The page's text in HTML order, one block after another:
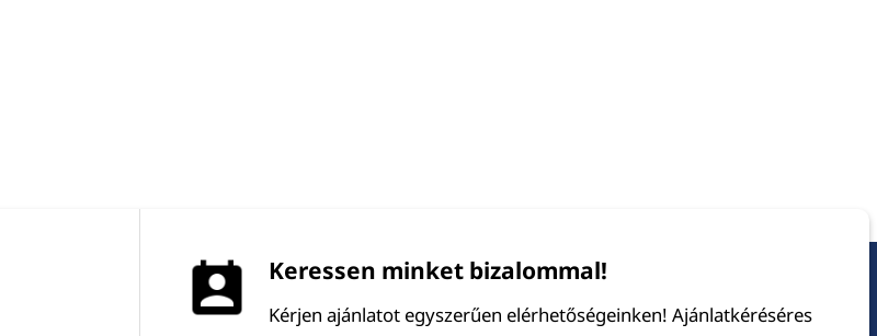
Keressen minket bizalommal!
Kérjen ajánlatot egyszerűen elérhetőségeinken! Ajánlatkéréséres